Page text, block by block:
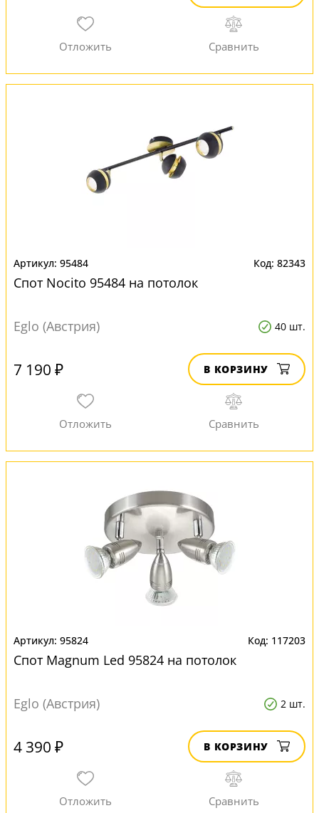
95484 82343
Спот Nocito 95484 на потолок
Eglo (Австрия) 40 шт.
7 190 ₽ В КОРЗИНУ
95824 117203
Спот Magnum Led 95824 на потолок
Eglo (Австрия) 2 шт.
4 390 ₽ В КОРЗИНУ